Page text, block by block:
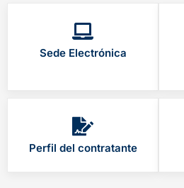
Sede Electrónica
Perfil del contratante